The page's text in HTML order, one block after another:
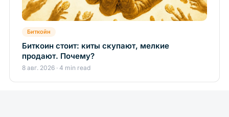
Биткойн
Биткоин стоит: киты скупают, мелкие
продают. Почему?
8 авг. 2026 · 4 min read